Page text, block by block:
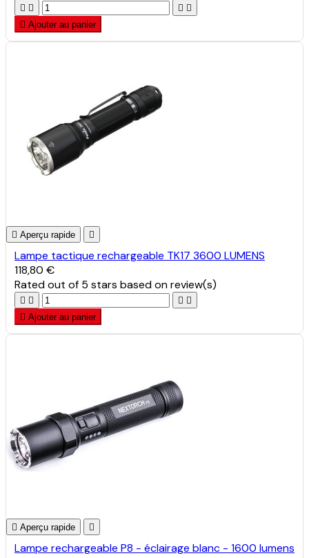
   
 Ajouter au panier
 Aperçu rapide 
Lampe tactique rechargeable TK17 3600 LUMENS
118,80 €
Ratedout of 5 stars based onreview(s)
   
 Ajouter au panier
 Aperçu rapide 
Lampe rechargeable P8 - éclairage blanc - 1600 lumens